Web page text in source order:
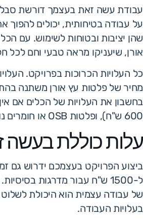
עבודת עשה זאת בעצמך דורשת
על עבודה בטיחותית, יכולים
שהן יציבות ובטוחות לשימוש. עם
אורן, שיעניקו מראה טבעי וחם לכל
כל העלויות הכרוכות בפרויקט.
600 ש"ח), ופלטות OSB או חומרים נוספים שיכולים לעלות כ-100-200 ש"ח נוספים.
עלות כוללת
ל-1500 ש"ח עבור מדרגות
של עבודה עצמית הוא היכולת
בעלויות העבודה.